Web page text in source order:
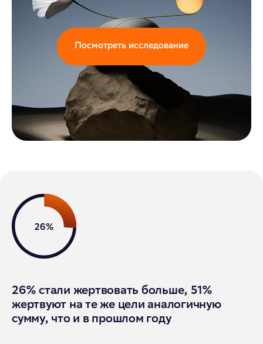
Посмотреть исследование
26% стали жертвовать больше, 51%
жертвуют на те же цели аналогичную
сумму, что и в прошлом году